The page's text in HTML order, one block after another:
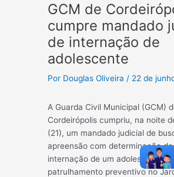
GCM de
cumpre mandado
de internação de
adolescente
Por Douglas Oliveira/ 22 de
A Guarda Civil Municipal (GCM)
Cordeirópolis cumpriu, na noite
(21), um mandado judicial de
apreensão com determinação de
internação de um adolescente
patrulhamento preventivo no